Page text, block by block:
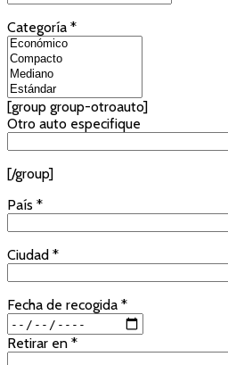
Categoría *
[group group-otroauto]
Otro auto especifique
[/group]
País *
Ciudad *
Fecha de recogida *
Retirar en *